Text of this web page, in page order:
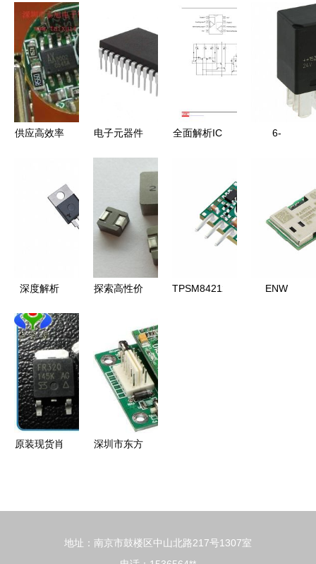
供应高效率
电子元器件
_世界工厂
电子元器件
SN74150N
与采购策略
全面解析IC
经销商与市
场应用
6-
产品参数、
Datasheet
与2019年
深度解析
电子元器件
的技术参数
与市场参考
探索高性价
电感 玛冀
0420/0630/1040
全系列产品
解析
TPSM84212EAB
ENW
原装现货肖
深圳市东方
地址：南京市鼓楼区中山北路217号1307室